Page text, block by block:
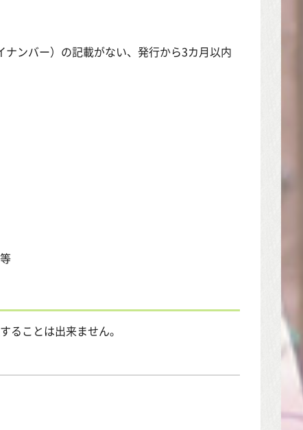
ナンバー）の記載がない、発行から3カ月以内
ることは出来ません。